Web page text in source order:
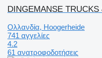
DINGEMANSE
Ολλανδία, Hoogerheide
741 αγγελίες
4.2
61 ανατροφοδοτήσεις